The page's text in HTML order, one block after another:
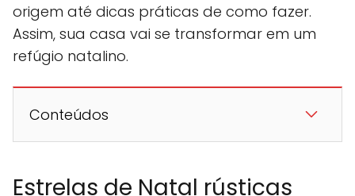
origem até dicas práticas de como fazer.
Assim, sua casa vai se transformar em um
refúgio natalino.
Conteúdos
Estrelas de Natal rústicas